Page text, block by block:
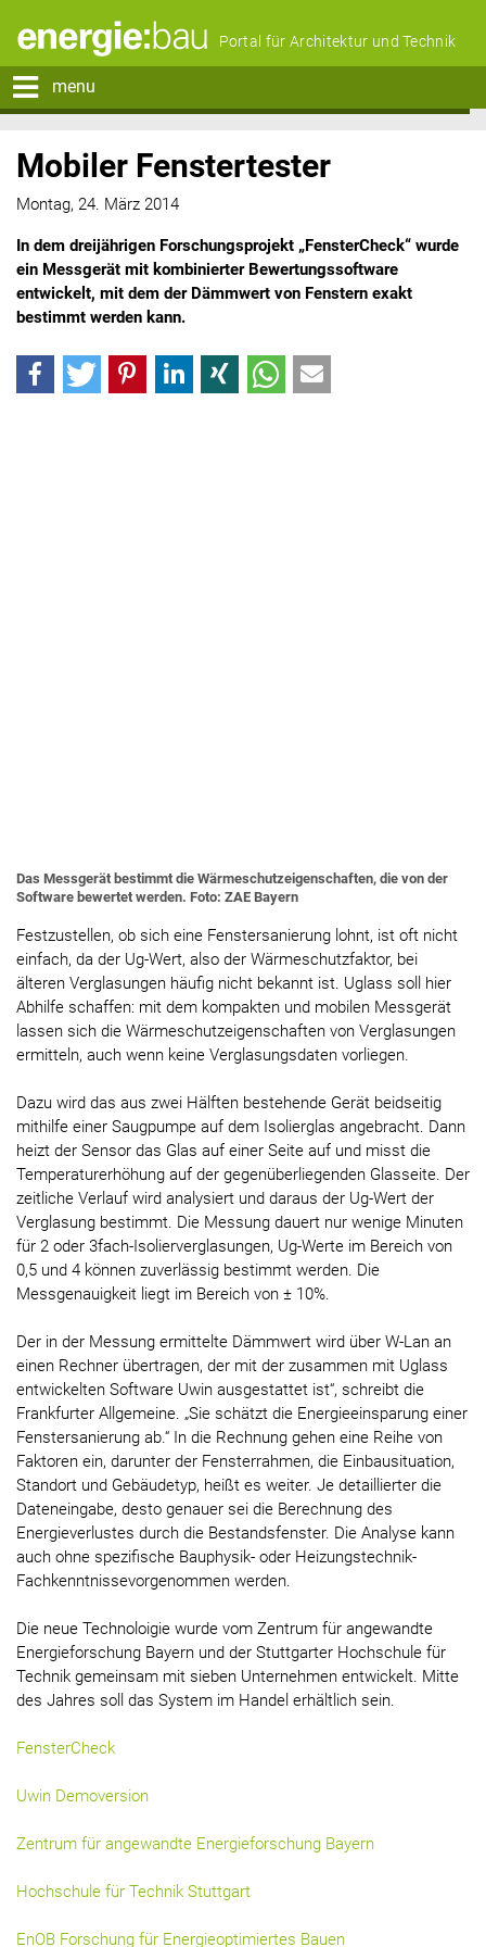
Portal für Architektur und Technik
menu
Mobiler Fenstertester
Montag, 24. März 2014
In dem dreijährigen Forschungsprojekt „FensterCheck“ wurde
ein Messgerät mit kombinierter Bewertungssoftware
entwickelt, mit dem der Dämmwert von Fenstern exakt
bestimmt werden kann.
Das Messgerät bestimmt die Wärmeschutzeigenschaften, die von der
Software bewertet werden. Foto: ZAE Bayern
Festzustellen, ob sich eine Fenstersanierung lohnt, ist oft nicht
einfach, da der Ug-Wert, also der Wärmeschutzfaktor, bei
älteren Verglasungen häufig nicht bekannt ist. Uglass soll hier
Abhilfe schaffen: mit dem kompakten und mobilen Messgerät
lassen sich die Wärmeschutzeigenschaften von Verglasungen
ermitteln, auch wenn keine Verglasungsdaten vorliegen.
Dazu wird das aus zwei Hälften bestehende Gerät beidseitig
mithilfe einer Saugpumpe auf dem Isolierglas angebracht. Dann
heizt der Sensor das Glas auf einer Seite auf und misst die
Temperaturerhöhung auf der gegenüberliegenden Glasseite. Der
zeitliche Verlauf wird analysiert und daraus der Ug-Wert der
Verglasung bestimmt. Die Messung dauert nur wenige Minuten
für 2 oder 3fach-Isolierverglasungen, Ug-Werte im Bereich von
0,5 und 4 können zuverlässig bestimmt werden. Die
Messgenauigkeit liegt im Bereich von ± 10%.
Der in der Messung ermittelte Dämmwert wird über W-Lan an
einen Rechner übertragen, der mit der zusammen mit Uglass
entwickelten Software Uwin ausgestattet ist“, schreibt die
Frankfurter Allgemeine. „Sie schätzt die Energieeinsparung einer
Fenstersanierung ab.“ In die Rechnung gehen eine Reihe von
Faktoren ein, darunter der Fensterrahmen, die Einbausituation,
Standort und Gebäudetyp, heißt es weiter. Je detaillierter die
Dateneingabe, desto genauer sei die Berechnung des
Energieverlustes durch die Bestandsfenster. Die Analyse kann
auch ohne spezifische Bauphysik- oder Heizungstechnik-
Fachkenntnissevorgenommen werden.
Die neue Technoloigie wurde vom Zentrum für angewandte
Energieforschung Bayern und der Stuttgarter Hochschule für
Technik gemeinsam mit sieben Unternehmen entwickelt. Mitte
des Jahres soll das System im Handel erhältlich sein.
FensterCheck
Uwin Demoversion
Zentrum für angewandte Energieforschung Bayern
Hochschule für Technik Stuttgart
EnOB Forschung für Energieoptimiertes Bauen